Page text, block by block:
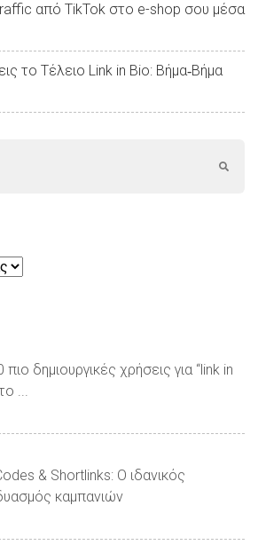
από TikTok στο e-shop σου μέσα
το Τέλειο Link in Bio: Βήμα‑Βήμα
πιο δημιουργικές χρήσεις για “link in
...
& Shortlinks: Ο ιδανικός
καμπανιών